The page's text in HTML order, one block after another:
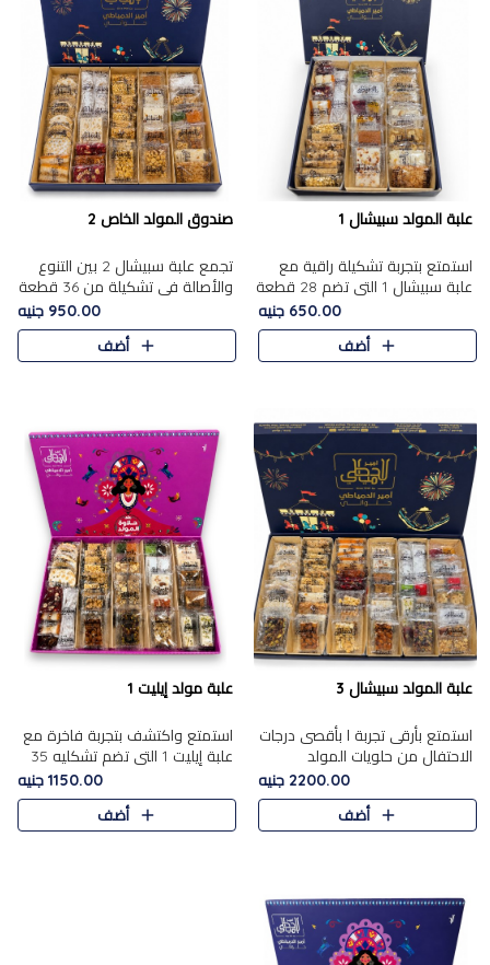
علبة المولد سبيشال 1
استمتع بتجربة تشكيلة راقية مع
علبة سبيشال 1 التي تضم 28 قطعة
من تشكيلة مختارة بعناية من أفخر
حلويات المولد المصرية الأصلية
الشرقية. تحتوي ال..
650.00 جنيه
أضف
صندوق المولد الخاص 2
تجمع علبة سبيشال 2 بين التنوع
والأصالة في تشكيلة من 36 قطعة
تضم أشهر حلويات المولد الشرقية.
تحتوي العلبة على الجزرية بالفول،
والجزرية بالبن..
950.00 جنيه
أضف
علبة المولد سبيشال 3
استمتع بأرقى تجربة ا بأقصى درجات
الاحتفال من حلويات المولد
المصريه الأصيلة مع هذه الفخامة
مع علبة سبيشال 3 التي تضم 56
قطعة من تشكيلة استثن..
2200.00 جنيه
أضف
علبة مولد إيليت 1
استمتع واكتشف بتجربة فاخرة مع
علبة إيليت 1 التي تضم تشكليه 35
قطعة من أرقى حلويات المولد
المصري الأصيلة ,معروضة بشكل
جميل في علبة أنيقة ، في..
1150.00 جنيه
أضف